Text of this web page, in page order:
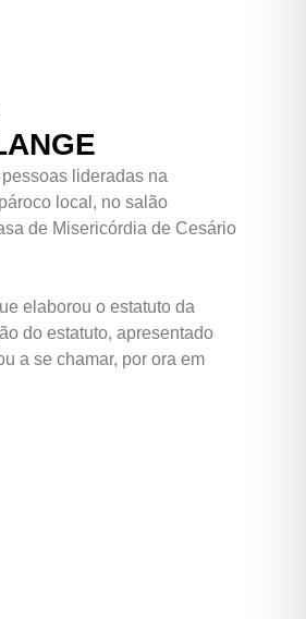
lideradas na
local, no salão
de Misericórdia de Cesário
elaborou o estatuto da
do estatuto, apresentado
a se chamar, por ora em